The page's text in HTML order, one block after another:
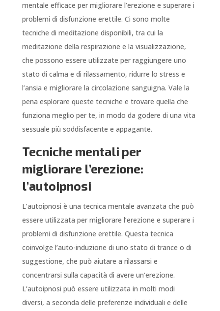
mentale efficace per migliorare l’erezione e superare i
problemi di disfunzione erettile. Ci sono molte
tecniche di meditazione disponibili, tra cui la
meditazione della respirazione e la visualizzazione,
che possono essere utilizzate per raggiungere uno
stato di calma e di rilassamento, ridurre lo stress e
l’ansia e migliorare la circolazione sanguigna. Vale la
pena esplorare queste tecniche e trovare quella che
funziona meglio per te, in modo da godere di una vita
sessuale più soddisfacente e appagante.
Tecniche mentali per
migliorare l’erezione:
l’autoipnosi
L’autoipnosi è una tecnica mentale avanzata che può
essere utilizzata per migliorare l’erezione e superare i
problemi di disfunzione erettile. Questa tecnica
coinvolge l’auto-induzione di uno stato di trance o di
suggestione, che può aiutare a rilassarsi e
concentrarsi sulla capacità di avere un’erezione.
L’autoipnosi può essere utilizzata in molti modi
diversi, a seconda delle preferenze individuali e delle